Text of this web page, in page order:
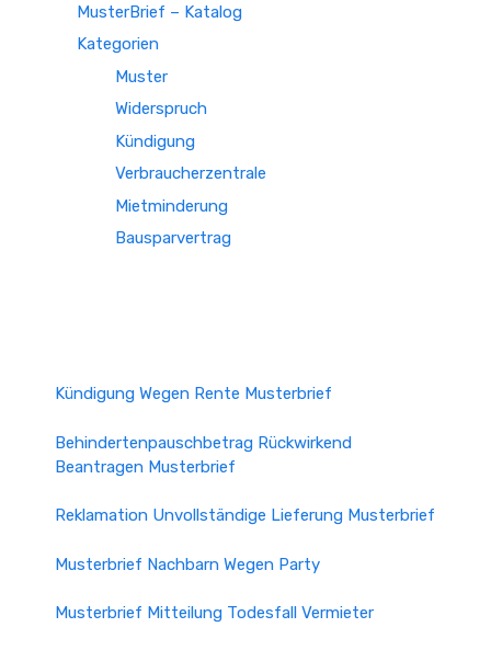
MusterBrief – Katalog
Kategorien
Muster
Widerspruch
Kündigung
Verbraucherzentrale
Mietminderung
Bausparvertrag
Kündigung Wegen Rente Musterbrief
Behindertenpauschbetrag Rückwirkend
Beantragen Musterbrief
Reklamation Unvollständige Lieferung Musterbrief
Musterbrief Nachbarn Wegen Party
Musterbrief Mitteilung Todesfall Vermieter